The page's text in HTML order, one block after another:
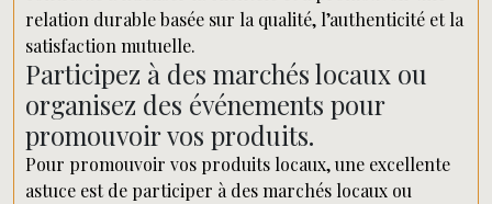
relation durable basée sur la qualité, l’authenticité et la
satisfaction mutuelle.
Participez à des marchés locaux ou
organisez des événements pour
promouvoir vos produits.
Pour promouvoir vos produits locaux, une excellente
astuce est de participer à des marchés locaux ou